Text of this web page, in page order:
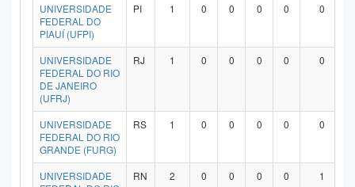
UNIVERSIDADE
FEDERAL DO
PIAUÍ (UFPI)
PI 1 0 0 0 0 0
UNIVERSIDADE
FEDERAL DO RIO
DE JANEIRO
(UFRJ)
RJ 1 0 0 0 0 0
UNIVERSIDADE
FEDERAL DO RIO
GRANDE (FURG)
RS 1 0 0 0 0 0
UNIVERSIDADE
RN 2 0 0 0 0 1